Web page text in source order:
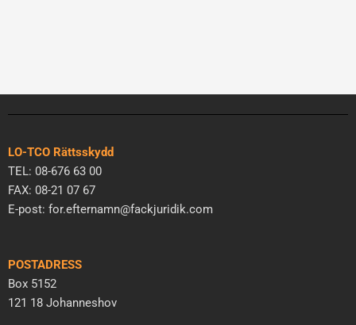
LO-TCO Rättsskydd
TEL: 08-676 63 00
FAX: 08-21 07 67
E-post: for.efternamn@fackjuridik.com
POSTADRESS
Box 5152
121 18 Johanneshov